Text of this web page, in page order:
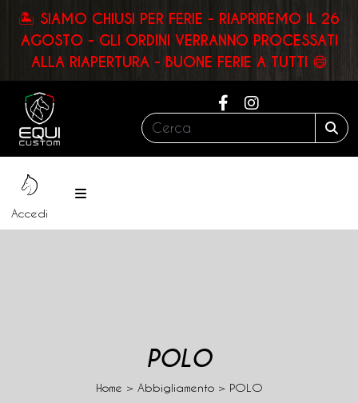
🏝️ SIAMO CHIUSI PER FERIE - RIAPRIREMO IL 26
AGOSTO - GLI ORDINI VERRANNO PROCESSATI
ALLA RIAPERTURA - BUONE FERIE A TUTTI 😄
Cerca:
Accedi
Menu
POLO
Home > Abbigliamento> POLO